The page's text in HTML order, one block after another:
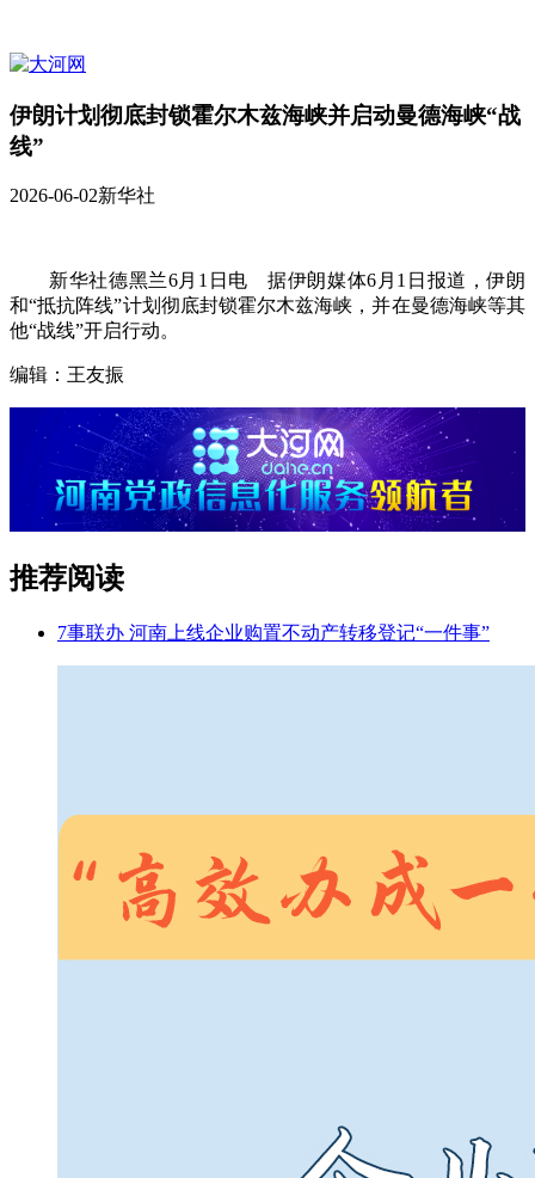
伊朗计划彻底封锁霍尔木兹海峡并启动曼德海峡“战
线”
2026-06-02新华社
新华社德黑兰6月1日电 据伊朗媒体6月1日报道，伊朗
和“抵抗阵线”计划彻底封锁霍尔木兹海峡，并在曼德海峡等其
他“战线”开启行动。
编辑：王友振
推荐阅读
7事联办 河南上线企业购置不动产转移登记“一件事”